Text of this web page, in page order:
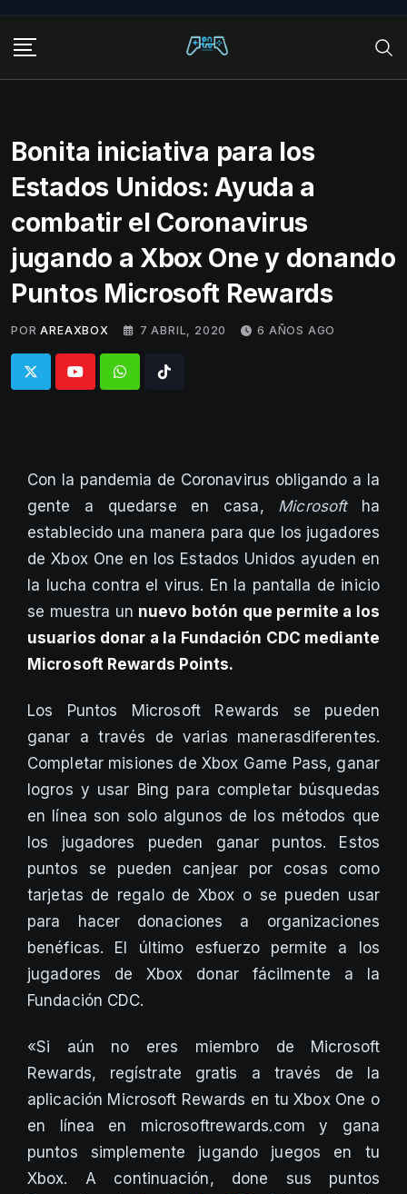
content
Bonita iniciativa para los
Estados Unidos: Ayuda a
combatir el Coronavirus
jugando a Xbox One y donando
Puntos Microsoft Rewards
POR AREAXBOX 7 ABRIL, 2020 6 AÑOS AGO
WhatsappTiktok
Con la pandemia de Coronavirus obligando a la
gente a quedarse en casa, Microsoftha
establecido una manera para que los jugadores
de Xbox One en los Estados Unidos ayuden en
la lucha contra el virus. En la pantalla de inicio
se muestra un nuevo botón que permite a los
usuarios donar a la Fundación CDC mediante
Microsoft Rewards Points.
Los Puntos Microsoft Rewards se pueden
ganar a través de varias manerasdiferentes.
Completar misiones de Xbox Game Pass, ganar
logros y usar Bing para completar búsquedas
en línea son solo algunos de los métodos que
los jugadores pueden ganar puntos. Estos
puntos se pueden canjear por cosas como
tarjetas de regalo de Xbox o se pueden usar
para hacer donaciones a organizaciones
benéficas. El último esfuerzo permite a los
jugadores de Xbox donar fácilmente a la
Fundación CDC.
«Si aún no eres miembro de Microsoft
Rewards, regístrate gratis a través de la
aplicación Microsoft Rewards en tu Xbox One o
en línea en microsoftrewards.com y gana
puntos simplemente jugando juegos en tu
Xbox. A continuación, done sus puntos